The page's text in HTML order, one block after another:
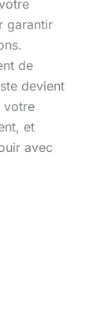
garantir
de
devient
votre
et
avec